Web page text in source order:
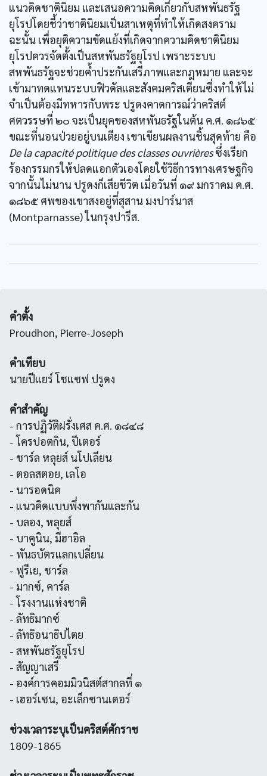
แนวคิดชาตินิยม และเสนอความคิดเกี่ยวกับสหพันธรัฐ
ยุโรปโดยชี้ว่าชาตินิยมเป็นสาเหตุที่ทำให้เกิดสงคราม
ฉะนั้น เพื่อยุติความขัดแย้งที่เกิดจากความคิดชาตินิยม
ยุโรปควรจัดตั้งเป็นสหพันธรัฐยุโรป เพราะระบบ
สหพันธรัฐจะช่วยคํ้าประกันเสรีภาพและกฎหมาย และจะ
เข้ามาทดแทนระบบฟิวดัลและสังคมคริสเตียนซึ่งทำให้ไม่
จำเป็นต้องมีทหารกับพระ ปรูดงคาดการณ์ว่าคริสต์
ศตวรรษที่ ๒๐ จะเป็นยุคของสหพันธรัฐในต้น ค.ศ. ๑๘๖๕
ขณะที่นอนป่วยอยู่บนเตียง เขาเขียนผลงานชิ้นสุดท้าย คือ
De la capacité politique des classes ouvrièresซึ่งเรียก
ร้องกรรมกรให้ปลดแอกตัวเองโดยใช้วิธีการทางเศรษฐกิจ
จากนั้นไม่นาน ปรูดงก็เสียชีวิต เมื่อวันที่ ๑๙ มกราคม ค.ศ.
๑๘๖๕ ศพของเขาสงอยู่ที่สุสาน มงปาร์นาส
(Montparnasse) ในกรุงปารีส.
คำตั้ง
Proudhon, Pierre-Joseph
คำเทียบ
นายปีแยร์ โชแซฟ ปรูดง
คำสำคัญ
- การปฏิวัติฝรั่งเศส ค.ศ. ๑๘๔๘
- โครปอตกิน, ปีเตอร์
- ชาร์ล หลุยส์ นโปเลียน
- ตอลสตอย, เลโอ
- นารอดนิค
- แนวคิดแบบพึ่งพากันและกัน
- บลอง, หลุยส์
- บาคูนิน, มีฮาอิล
- พันธบัตรแลกเปลี่ยน
- ฟูรีเย, ชาร์ล
- มากซ์, คาร์ล
- โรงงานแห่งชาติ
- ลัทธิมากซ์
- ลัทธิอนาธิปไตย
- สหพันธรัฐยุโรป
- สัญญาเสรี
- องค์การคอมมิวนิสต์สากลที่ ๑
- เฮอร์เซน, อะเล็กซานเดอร์
ช่วงเวลาระบุเป็นคริสต์ศักราช
1809-1865